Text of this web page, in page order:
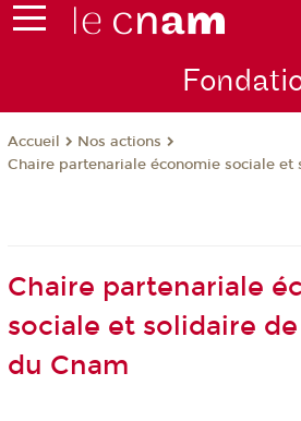
Accueil
Nos actions
Chaire partenariale économie sociale et
Chaire partenariale
sociale et solidaire
du Cnam